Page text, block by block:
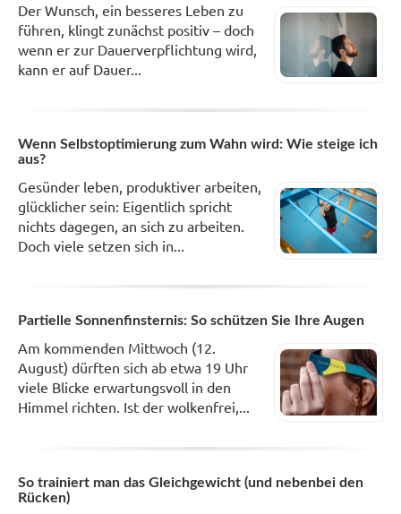
Der Wunsch, ein besseres Leben zu
führen, klingt zunächst positiv – doch
wenn er zur Dauerverpflichtung wird,
kann er auf Dauer...
Wenn Selbstoptimierung zum Wahn wird: Wie steige ich
aus?
Gesünder leben, produktiver arbeiten,
glücklicher sein: Eigentlich spricht
nichts dagegen, an sich zu arbeiten.
Doch viele setzen sich in...
Partielle Sonnenfinsternis: So schützen Sie Ihre Augen
Am kommenden Mittwoch (12.
August) dürften sich ab etwa 19 Uhr
viele Blicke erwartungsvoll in den
Himmel richten. Ist der wolkenfrei,...
So trainiert man das Gleichgewicht (und nebenbei den
Rücken)